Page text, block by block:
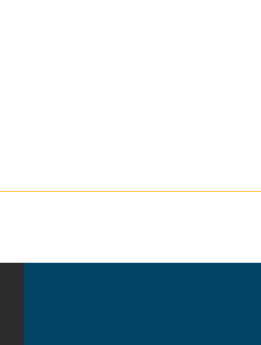
Bu ürüne ilk yorumu siz yapın!